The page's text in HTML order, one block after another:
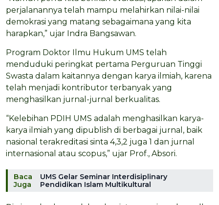
perjalanannya telah mampu melahirkan nilai-nilai
demokrasi yang matang sebagaimana yang kita
harapkan,” ujar Indra Bangsawan.
Program Doktor Ilmu Hukum UMS telah
menduduki peringkat pertama Perguruan Tinggi
Swasta dalam kaitannya dengan karya ilmiah, karena
telah menjadi kontributor terbanyak yang
menghasilkan jurnal-jurnal berkualitas.
“Kelebihan PDIH UMS adalah menghasilkan karya-
karya ilmiah yang dipublish di berbagai jurnal, baik
nasional terakreditasi sinta 4,3,2 juga 1 dan jurnal
internasional atau scopus,” ujar Prof., Absori.
Baca
Juga
UMS Gelar Seminar Interdisiplinary
Pendidikan Islam Multikultural